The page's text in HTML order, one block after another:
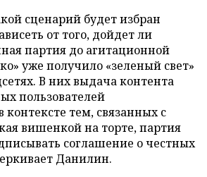
сценарий будет избран
от того, дойдет ли
партия до агитационной
уже получило «зеленый свет»
В них выдача контента
пользователей
контексте тем, связанных с
вишенкой на торте, партия
соглашение о честных
Данилин.